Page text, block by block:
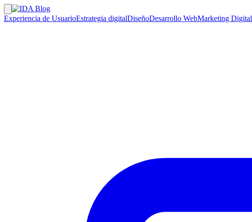
Experiencia de UsuarioEstrategia digitalDiseñoDesarrollo WebMarketing Digital